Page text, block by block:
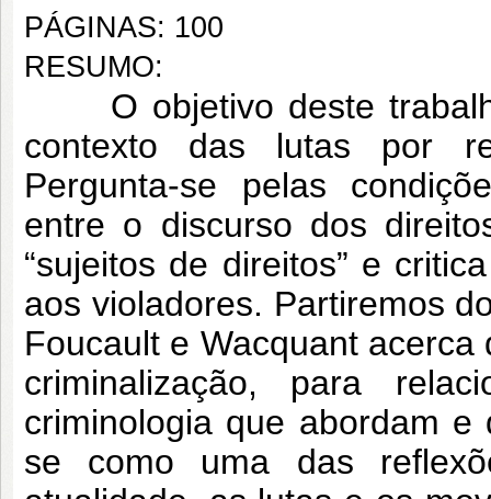
PÁGINAS: 100
RESUMO:
O objetivo deste
contexto das lutas por
Pergunta-se pelas
entre o discurso dos
“sujeitos de direitos” e
aos violadores. Partiremos
Foucault e Wacquant
criminalização, para
criminologia que abordam e
se como uma das